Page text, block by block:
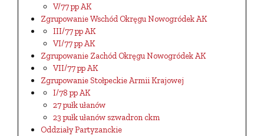
V/77 pp AK
Zgrupowanie Wschód Okręgu Nowogródek AK
III/77 pp AK
VI/77 pp AK
Zgrupowanie Zachód Okręgu Nowogródek AK
VII/77 pp AK
Zgrupowanie Stołpeckie Armii Krajowej
I/78 pp AK
27 pułk ułanów
23 pułk ułanów szwadron ckm
Oddziały Partyzanckie